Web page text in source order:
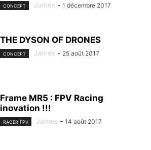
CONCEPT James - 1 décembre 2017
THE DYSON OF DRONES
CONCEPT James - 25 août 2017
Frame MR5 : FPV Racing
inovation !!!
RACER FPV James - 14 août 2017